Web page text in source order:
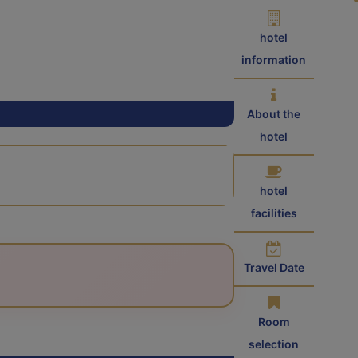
hotel
information
About the
hotel
hotel
facilities
Travel Date
Room
selection